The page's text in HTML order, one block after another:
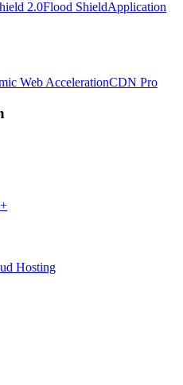
2.0Flood ShieldApplication
Web AccelerationCDN Pro
Hosting